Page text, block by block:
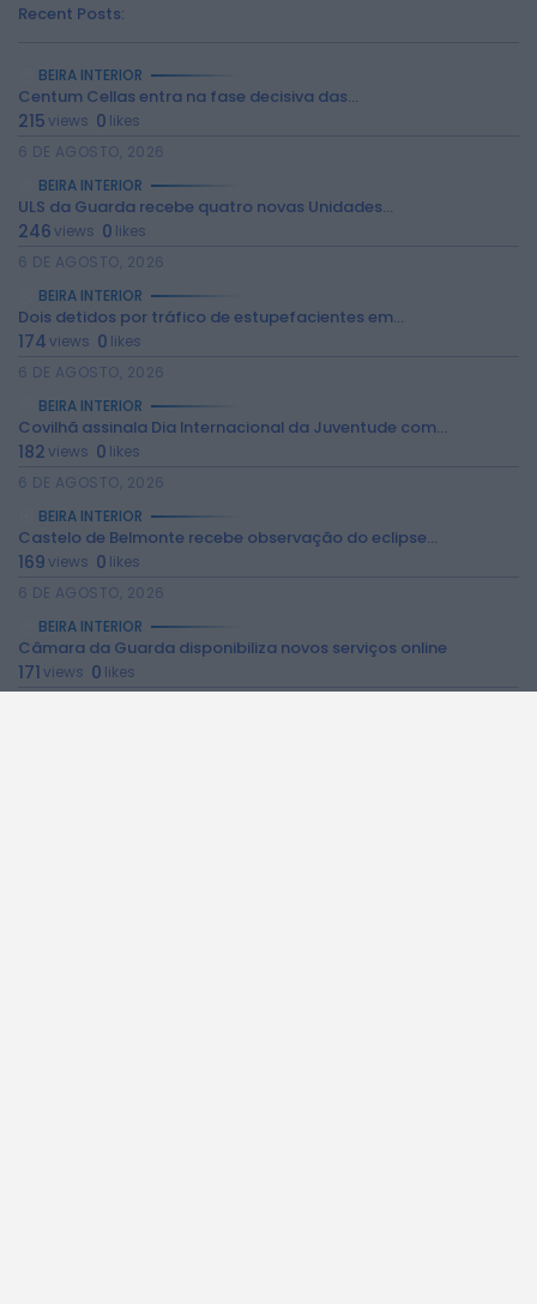
2026 Rádio Caria. Todos os direitos
reservados.
Recent Posts:
BEIRA INTERIOR
Centum Cellas entra na fase decisiva das...
215views 0 likes
6 DE AGOSTO, 2026
BEIRA INTERIOR
ULS da Guarda recebe quatro novas Unidades...
246views 0 likes
6 DE AGOSTO, 2026
BEIRA INTERIOR
Dois detidos por tráfico de estupefacientes em...
174views 0 likes
6 DE AGOSTO, 2026
BEIRA INTERIOR
Covilhã assinala Dia Internacional da Juventude com...
182views 0 likes
6 DE AGOSTO, 2026
BEIRA INTERIOR
Castelo de Belmonte recebe observação do eclipse...
169views 0 likes
6 DE AGOSTO, 2026
BEIRA INTERIOR
Câmara da Guarda disponibiliza novos serviços online
171views 0 likes